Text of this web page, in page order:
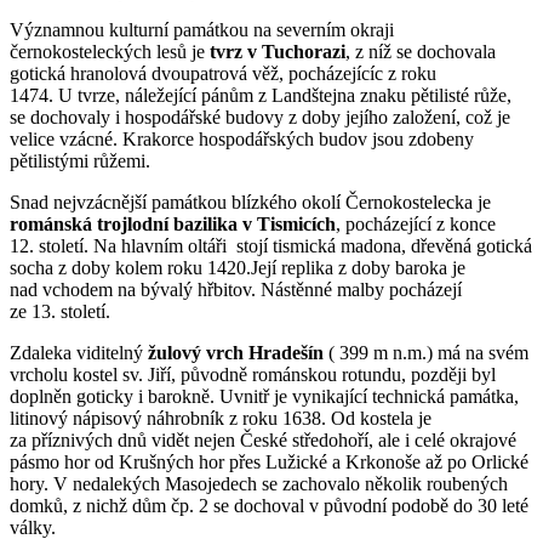
Významnou kulturní památkou na severním okraji
černokosteleckých lesů je tvrz v Tuchorazi, z níž se dochovala
gotická hranolová dvoupatrová věž, pocházejícíc z roku
1474. U tvrze, náležející pánům z Landštejna znaku pětilisté růže,
se dochovaly i hospodářské budovy z doby jejího založení, což je
velice vzácné. Krakorce hospodářských budov jsou zdobeny
pětilistými růžemi.
Snad nejvzácnější památkou blízkého okolí Černokostelecka je
románská trojlodní bazilika v Tismicích, pocházející z konce
12. století. Na hlavním oltáři stojí tismická madona, dřevěná gotická
socha z doby kolem roku 1420.Její replika z doby baroka je
nad vchodem na bývalý hřbitov. Nástěnné malby pocházejí
ze 13. století.
Zdaleka viditelný žulový vrch Hradešín ( 399 m n.m.) má na svém
vrcholu kostel sv. Jiří, původně románskou rotundu, později byl
doplněn goticky i barokně. Uvnitř je vynikající technická památka,
litinový nápisový náhrobník z roku 1638. Od kostela je
za příznivých dnů vidět nejen České středohoří, ale i celé okrajové
pásmo hor od Krušných hor přes Lužické a Krkonoše až po Orlické
hory. V nedalekých Masojedech se zachovalo několik roubených
domků, z nichž dům čp. 2 se dochoval v původní podobě do 30 leté
války.